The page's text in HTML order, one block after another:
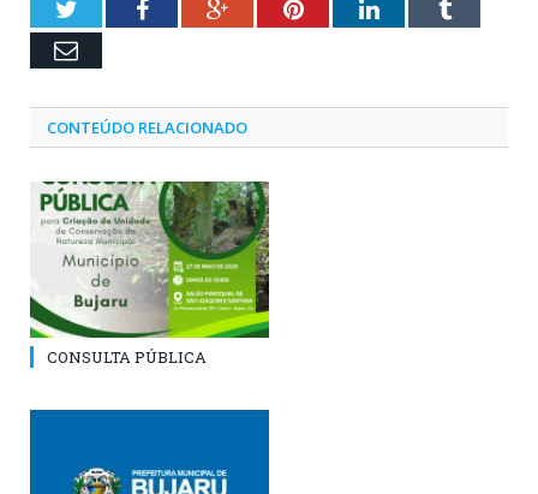
TwitterFacebookGoogle+PinterestLinkedInTumblr
Email
CONTEÚDO RELACIONADO
CONSULTA PÚBLICA